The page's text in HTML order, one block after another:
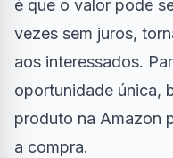
é que o valor pode
vezes sem juros,
aos interessados.
oportunidade única,
produto na Amazon
a compra.